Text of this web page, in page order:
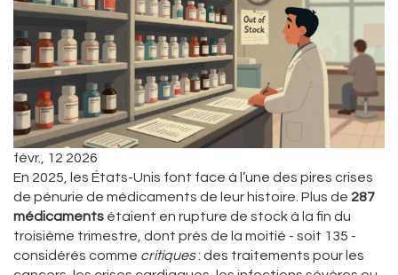
févr., 12 2026
En 2025, les États-Unis font face à l’une des pires crises
de pénurie de médicaments de leur histoire. Plus de 287
médicaments étaient en rupture de stock à la fin du
troisième trimestre, dont près de la moitié - soit 135 -
considérés comme critiques: des traitements pour les